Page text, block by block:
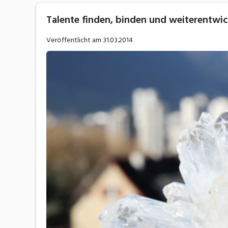
Talente finden, binden und
Veröffentlicht am 31.03.2014